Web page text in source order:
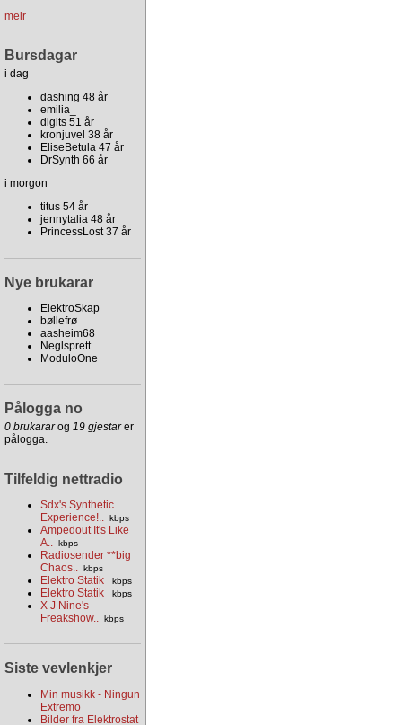
meir
Bursdagar
i dag
dashing 48 år
emilia_
digits 51 år
kronjuvel 38 år
EliseBetula 47 år
DrSynth 66 år
i morgon
titus 54 år
jennytalia 48 år
PrincessLost 37 år
Nye brukarar
ElektroSkap
bøllefrø
aasheim68
Neglsprett
ModuloOne
Pålogga no
0 brukararog 19 gjestarer
pålogga.
Tilfeldig nettradio
Sdx's Synthetic
Experience!.. kbps
Ampedout It's Like
A.. kbps
Radiosender **big
Chaos.. kbps
Elektro Statik kbps
Elektro Statik kbps
X J Nine's
Freakshow.. kbps
Siste vevlenkjer
Min musikk - Ningun
Extremo
Bilder fra Elektrostat